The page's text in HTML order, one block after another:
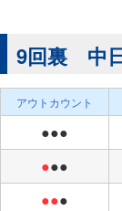
9回裏 中
アウトカウント
●●●
●●●
●●●